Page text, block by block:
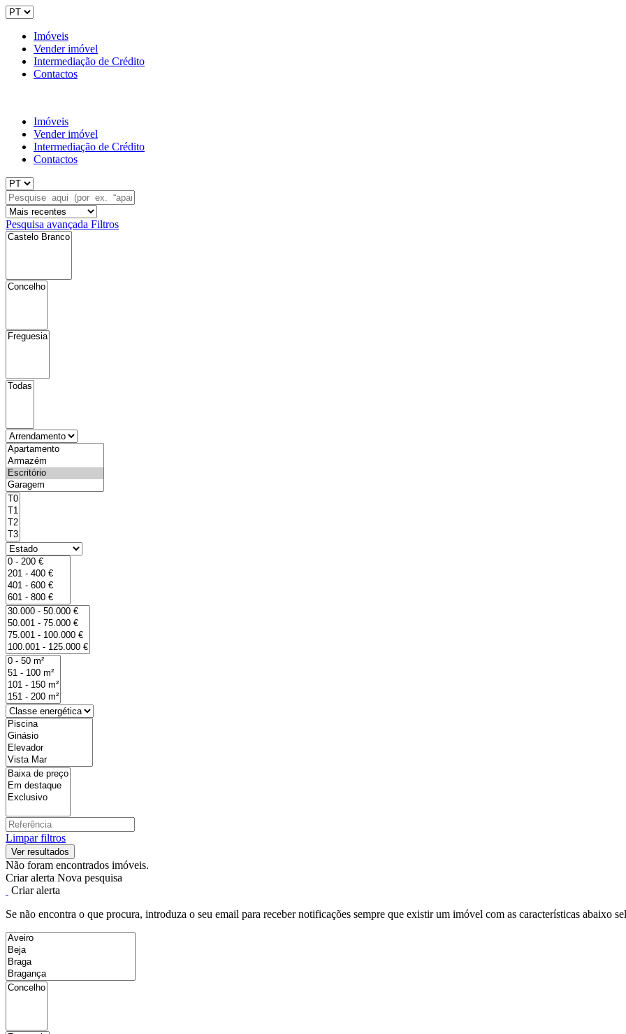
Imóveis
Vender imóvel
Intermediação de Crédito
Contactos
Imóveis
Vender imóvel
Intermediação de Crédito
Contactos
Pesquisa avançada Filtros
Limpar filtros
Não foram encontrados imóveis.
Criar alerta Nova pesquisa
Criar alerta
Se não encontra o que procura, introduza o seu email para receber notificações sempre que existir um imóvel com as características abaixo